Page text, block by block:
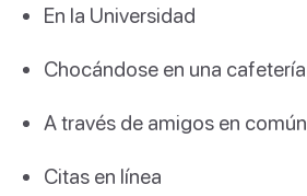
En la Universidad
Chocándose en una cafetería
A través de amigos en común
Citas en línea